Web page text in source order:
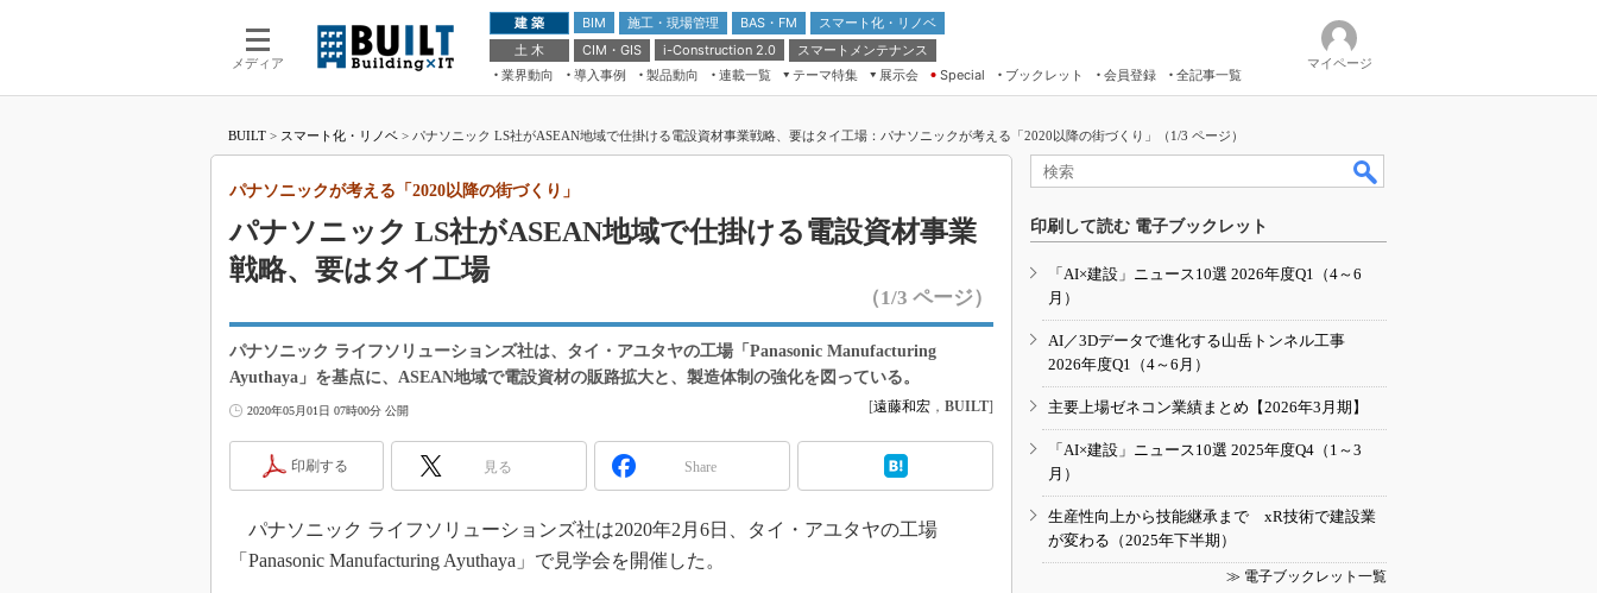
メディア
建 築 BIM 施工・現場管理 BAS・FM
スマート化・リノベ
土 木
CIM・GIS i-Construction 2.0
スマートメンテナンス
業界動向
導入事例 製品動向 連載一覧
テーマ特集
ドローンがもたらす建設業界の“ゲー
ムチェンジ” Ver.2.0
脱3Kから新3Kへ導く建設×IT
“Society5.0”時代のスマートビル
展示会
第8回 国際 建設・測量展
築・土木・不動産の先端技術展－
2020
日本 ものづくりワールド 2020
メンテナンス・レジリエンスTOKYO
IGAS2018
Special ブックレット 会員登録 全記事一覧
マイページ
BUILT > スマート化・リノベ > パナソニック LS社がASEAN地域で仕掛ける電設資材事業戦略、要はタイ工場：パナソニックが考える「2020以降の街づくり」（1/3 ページ）
パナソニック LS社がASEAN地域で仕掛ける電設資材事業
戦略、要はタイ工場
パナソニックが考える「2020以降の街づくり」
（1/3 ページ）
パナソニック ライフソリューションズ社は、タイ・アユタヤの工場「Panasonic Manufacturing
Ayuthaya」を基点に、ASEAN地域で電設資材の販路拡大と、製造体制の強化を図っている。
2020年05月01日 07時00分 公開 [遠藤和宏 ， BUILT]
印刷する 見る Share
パナソニック ライフソリューションズ社は2020年2月6日、タイ・アユタヤの工場
「Panasonic Manufacturing Ayuthaya」で見学会を開催した。
印刷して読む 電子ブックレット
「AI×建設」ニュース10選 2026年度Q1（4～6
月）
AI／3Dデータで進化する山岳トンネル工事
2026年度Q1（4～6月）
主要上場ゼネコン業績まとめ【2026年3月期】
「AI×建設」ニュース10選 2025年度Q4（1～3
月）
生産性向上から技能継承まで xR技術で建設業
が変わる（2025年下半期）
≫ 電子ブックレット一覧